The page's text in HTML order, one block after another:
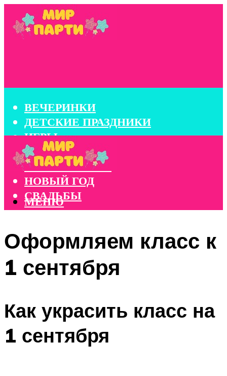
ВЕЧЕРИНКИ
ДЕТСКИЕ ПРАЗДНИКИ
ИГРЫ
КОНКУРСЫ
КОРПОРАТИВЫ
НОВЫЙ ГОД
СВАДЬБЫ
МЕНЮ
Оформляем класс к
1 сентября
Как украсить класс на
1 сентября